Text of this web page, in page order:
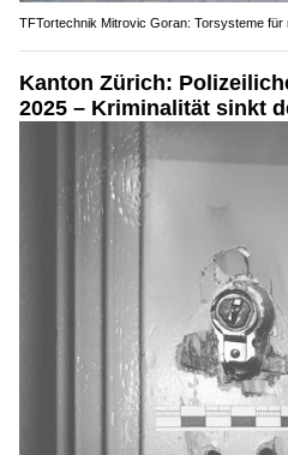
TFTortechnik Mitrovic Goran: Torsysteme für
Kanton Zürich:
2025 – Kriminalität sinkt